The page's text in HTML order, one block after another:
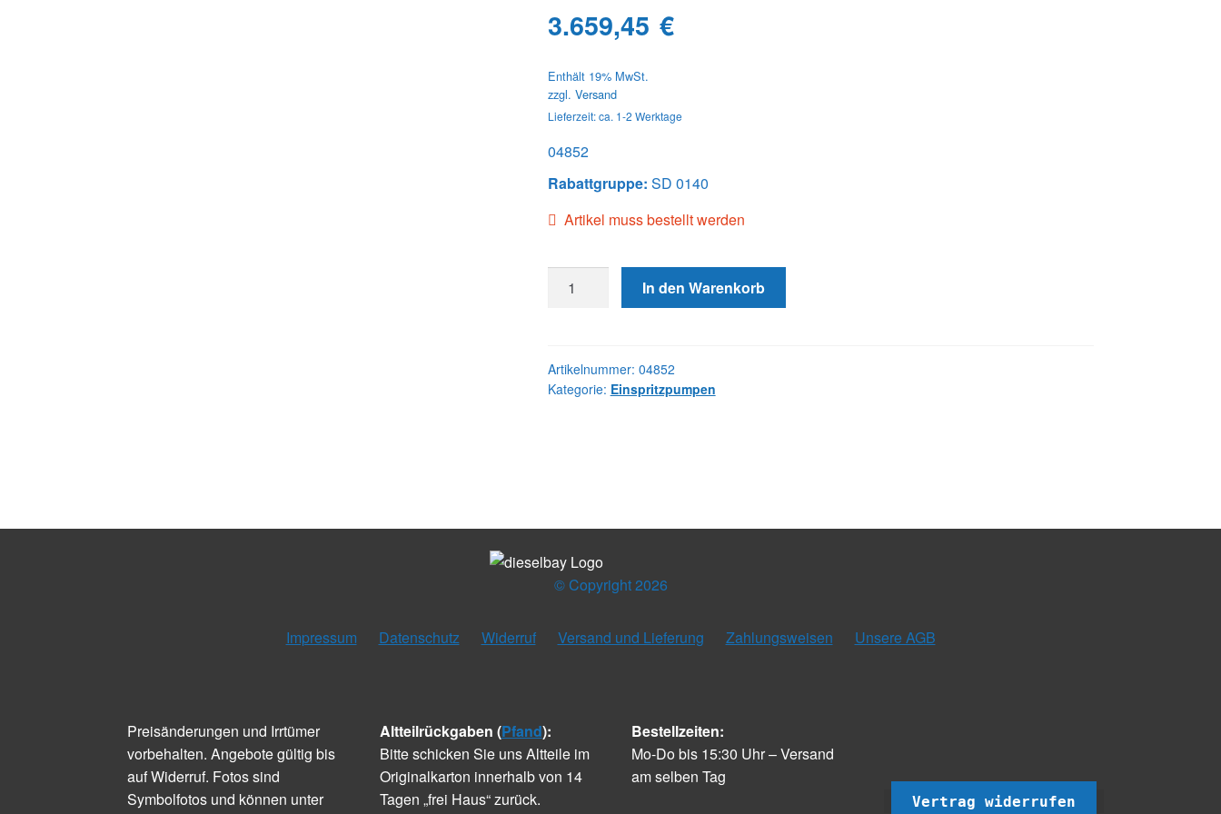
3.659,45 €
Enthält 19% MwSt.
zzgl. Versand
Lieferzeit: ca. 1-2 Werktage
04852
Rabattgruppe: SD 0140
Artikel muss bestellt werden
DB4427-
Menge
In den Warenkorb
Artikelnummer: 04852
Kategorie: Einspritzpumpen
© Copyright 2026
Impressum Datenschutz Widerruf Versand und Lieferung Zahlungsweisen Unsere AGB
Preisänderungen und Irrtümer
vorbehalten. Angebote gültig bis
auf Widerruf. Fotos sind
Symbolfotos und können unter
Altteilrückgaben (Pfand):
Bitte schicken Sie uns Altteile im
Originalkarton innerhalb von 14
Tagen „frei Haus“ zurück.
Bestellzeiten:
Mo-Do bis 15:30 Uhr – Versand
am selben Tag
Vertrag widerrufen